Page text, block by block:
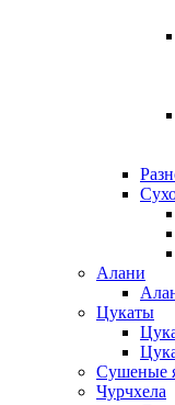
Алани
Цукаты
Сушеные
Чурчхела